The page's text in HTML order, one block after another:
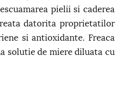
pielii si caderea
datorita proprietatilor
si antioxidante. Freaca
solutie de miere diluata cu